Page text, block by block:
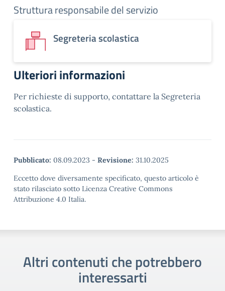
Struttura responsabile del servizio
Segreteria scolastica
Ulteriori informazioni
Per richieste di supporto, contattare la Segreteria
scolastica.
Pubblicato: 08.09.2023 - Revisione: 31.10.2025
Eccetto dove diversamente specificato, questo articolo è
stato rilasciato sotto Licenza Creative Commons
Attribuzione 4.0 Italia.
Altri contenuti che potrebbero
interessarti